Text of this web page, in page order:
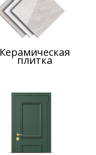
Керамическая
плитка